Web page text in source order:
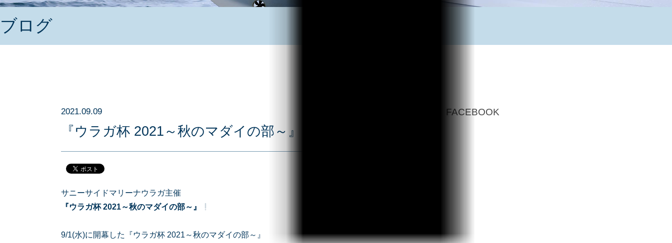
ブログ
2021.09.09
『ウラガ杯 2021～秋のマダイの部～』 途中経過発表
サニーサイドマリーナウラガ主催
『ウラガ杯 2021～秋のマダイの部～』
9/1(水)に開幕した『ウラガ杯 2021～秋のマダイの部～』
FACEBOOK